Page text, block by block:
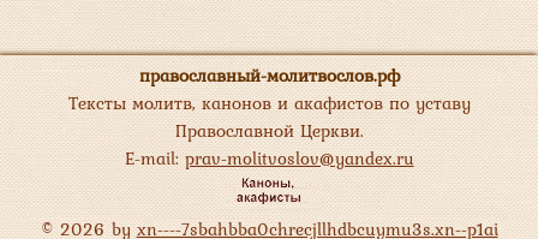
православный-молитвослов.рф
Тексты молитв, канонов и акафистов по уставу
Православной Церкви.
E-mail:prav-molitvoslov@yandex.ru
© 2026 byxn----7sbahbba0chrecjllhdbcuymu3s.xn--p1ai